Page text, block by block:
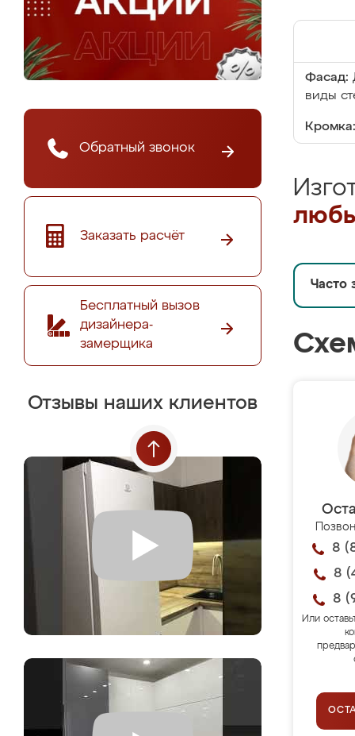
Обратный звонок
Заказать расчёт
Бесплатный вызов
дизайнера-
замерщика
Отзывы наших клиентов
Фасад:
виды
Кромка:
Часто
8
8
8
Или